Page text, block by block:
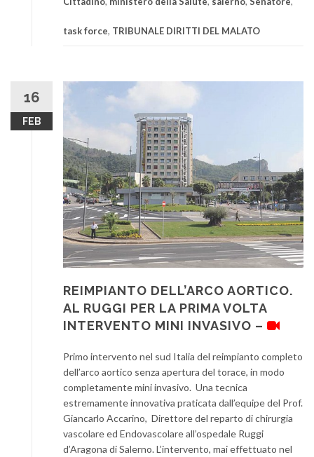
task force, TRIBUNALE DIRITTI DEL MALATO
16
FEB
REIMPIANTO DELL’ARCO AORTICO.
AL RUGGI PER LA PRIMA VOLTA
INTERVENTO MINI INVASIVO –
Primo intervento nel sud Italia del reimpianto completo
dell’arco aortico senza apertura del torace, in modo
completamente mini invasivo. Una tecnica
estremamente innovativa praticata dall’equipe del Prof.
Giancarlo Accarino, Direttore del reparto di chirurgia
vascolare ed Endovascolare all’ospedale Ruggi
d’Aragona di Salerno. L’intervento, mai effettuato nel